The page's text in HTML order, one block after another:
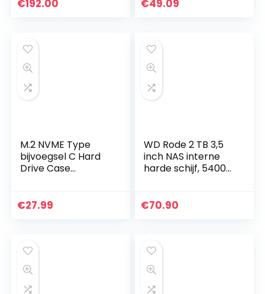
€192.00 €49.09
M.2 NVME Type
bijvoegsel C Hard
Drive Case
Enclosure M.2
€27.99
WD Rode 2 TB 3,5
inch NAS interne
harde schijf, 5400
€70.90